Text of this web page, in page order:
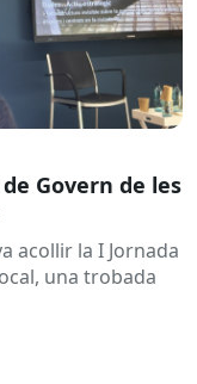
Govern de les
acollir la I Jornada
una trobada